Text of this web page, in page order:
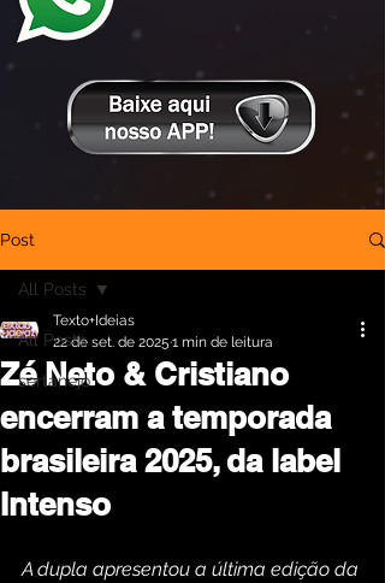
Post
All Posts
sertanejo
All Posts
Zé Neto & Cristiano
encerram a temporada
brasileira 2025, da label
Intenso
Texto+Ideias
22 de set. de 2025 1 min de leitura
A dupla apresentou a última edição da